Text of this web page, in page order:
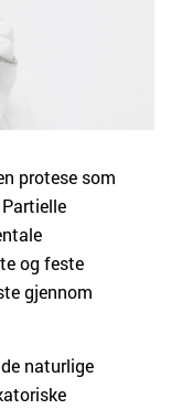
protese som
og feste
gjennom
naturlige